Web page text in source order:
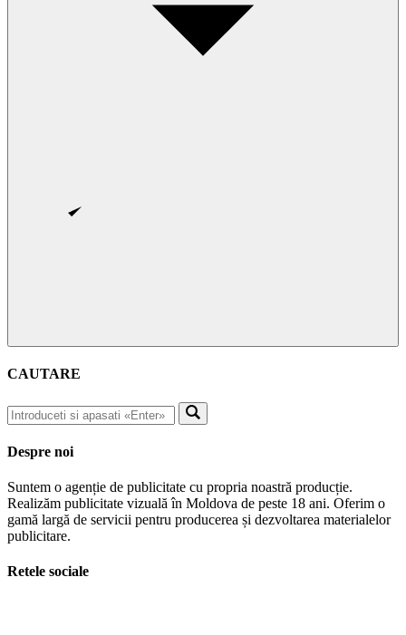
CAUTARE
Despre noi
Suntem o agenție de publicitate cu propria noastră producție.
Realizăm publicitate vizuală în Moldova de peste 18 ani. Oferim o
gamă largă de servicii pentru producerea și dezvoltarea materialelor
publicitare.
Retele sociale